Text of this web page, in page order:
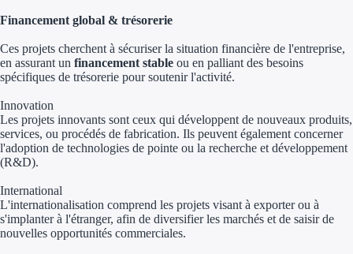
Crédits &
Aides Urssaf
Prêts publics
Prêt
Financement global & trésorerie
Ces projets cherchent à sécuriser la situation financière de l'entreprise,
en assurant un financement stable ou en palliant des besoins
spécifiques de trésorerie pour soutenir l'activité.
Innovation
Les projets innovants sont ceux qui développent de nouveaux produits,
services, ou procédés de fabrication. Ils peuvent également concerner
l'adoption de technologies de pointe ou la recherche et développement
(R&D).
International
L'internationalisation comprend les projets visant à exporter ou à
s'implanter à l'étranger, afin de diversifier les marchés et de saisir de
nouvelles opportunités commerciales.